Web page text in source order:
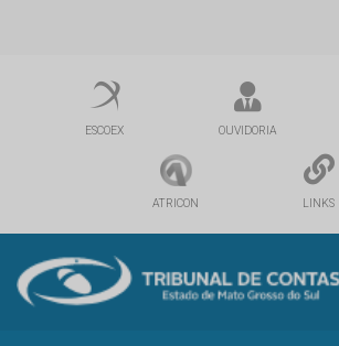
ESCOEX OUVIDORIA
ATRICON LINKS